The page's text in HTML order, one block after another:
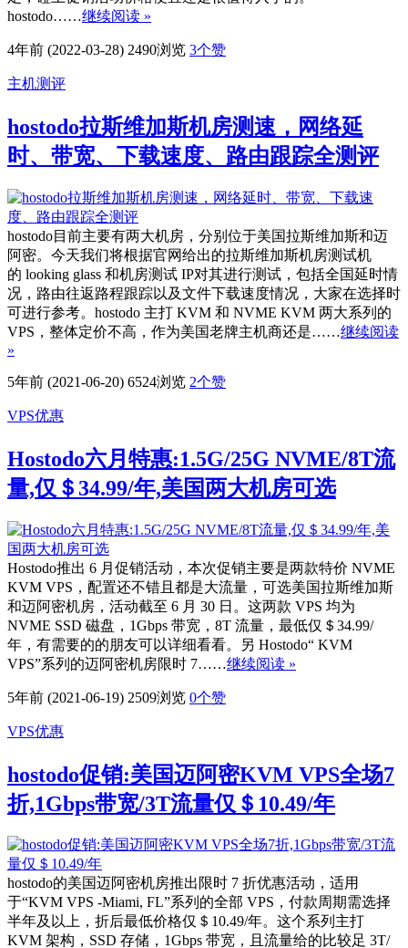
hostodo……继续阅读 »
4年前 (2022-03-28) 2490浏览 3个赞
主机测评
hostodo拉斯维加斯机房测速，网络延
时、带宽、下载速度、路由跟踪全测评
hostodo目前主要有两大机房，分别位于美国拉斯维加斯和迈
阿密。今天我们将根据官网给出的拉斯维加斯机房测试机
的 looking glass 和机房测试 IP对其进行测试，包括全国延时情
况，路由往返路程跟踪以及文件下载速度情况，大家在选择时
可进行参考。hostodo 主打 KVM 和 NVME KVM 两大系列的
VPS，整体定价不高，作为美国老牌主机商还是……继续阅读
»
5年前 (2021-06-20) 6524浏览 2个赞
VPS优惠
Hostodo六月特惠:1.5G/25G NVME/8T流
量,仅＄34.99/年,美国两大机房可选
Hostodo推出 6 月促销活动，本次促销主要是两款特价 NVME
KVM VPS，配置还不错且都是大流量，可选美国拉斯维加斯
和迈阿密机房，活动截至 6 月 30 日。这两款 VPS 均为
NVME SSD 磁盘，1Gbps 带宽，8T 流量，最低仅＄34.99/
年，有需要的的朋友可以详细看看。另 Hostodo“ KVM
VPS”系列的迈阿密机房限时 7……继续阅读 »
5年前 (2021-06-19) 2509浏览 0个赞
VPS优惠
hostodo促销:美国迈阿密KVM VPS全场7
折,1Gbps带宽/3T流量仅＄10.49/年
hostodo的美国迈阿密机房推出限时 7 折优惠活动，适用
于“KVM VPS -Miami, FL”系列的全部 VPS，付款周期需选择
半年及以上，折后最低价格仅＄10.49/年。这个系列主打
KVM 架构，SSD 存储，1Gbps 带宽，且流量给的比较足 3T/